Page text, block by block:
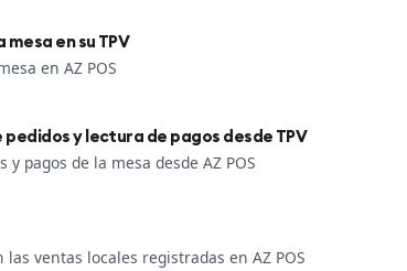
en su TPV
en AZ POS
y lectura de pagos desde TPV
pagos de la mesa desde AZ POS
ventas locales registradas en AZ POS